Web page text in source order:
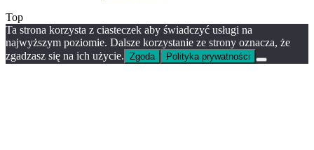
Top
Ta strona korzysta z ciasteczek aby świadczyć usługi na
najwyższym poziomie. Dalsze korzystanie ze strony oznacza, że
zgadzasz się na ich użycie. Zgoda Polityka prywatności